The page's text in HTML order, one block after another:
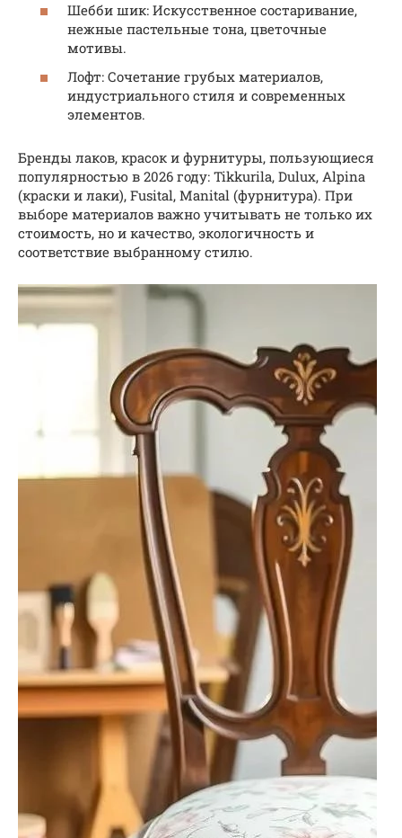
Шебби шик: Искусственное состаривание,
нежные пастельные тона, цветочные
мотивы.
Лофт: Сочетание грубых материалов,
индустриального стиля и современных
элементов.
Бренды лаков, красок и фурнитуры, пользующиеся
популярностью в 2026 году: Tikkurila, Dulux, Alpina
(краски и лаки), Fusital, Manital (фурнитура). При
выборе материалов важно учитывать не только их
стоимость, но и качество, экологичность и
соответствие выбранному стилю.